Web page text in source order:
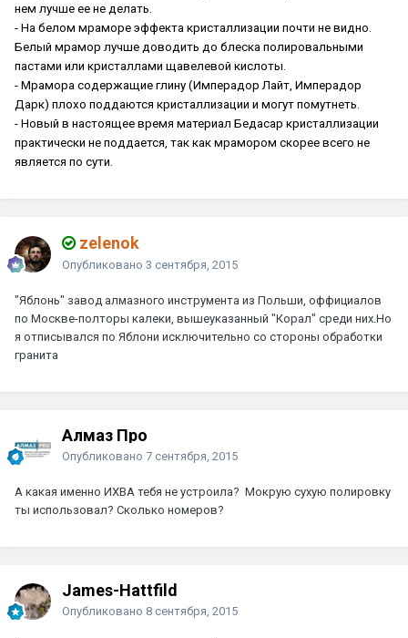
нем лучше ее не делать.
- На белом мраморе эффекта кристаллизации почти не видно.
Белый мрамор лучше доводить до блеска полировальными
пастами или кристаллами щавелевой кислоты.
- Мрамора содержащие глину (Имперадор Лайт, Имперадор
Дарк) плохо поддаются кристаллизации и могут помутнеть.
- Новый в настоящее время материал Бедасар кристаллизации
практически не поддается, так как мрамором скорее всего не
является по сути.
zelenok
Опубликовано 3 сентября, 2015
"Яблонь" завод алмазного инструмента из Польши, оффициалов
по Москве-полторы калеки, вышеуказанный "Корал" среди них.Но
я отписывался по Яблони исключительно со стороны обработки
гранита
Алмаз Про
Опубликовано 7 сентября, 2015
А какая именно ИХВА тебя не устроила? Мокрую сухую полировку
ты использовал? Сколько номеров?
James-Hattfild
Опубликовано 8 сентября, 2015